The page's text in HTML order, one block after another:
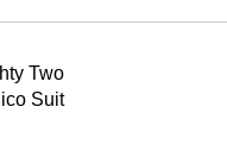
Two
Suit